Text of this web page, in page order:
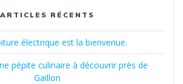
ARTICLES RÉCENTS
électrique est la bienvenue.
pépite culinaire à découvrir près de
Gaillon